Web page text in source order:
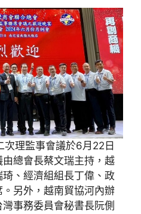
理監事會議於6月22日
總會長蔡文瑞主持，越
、經濟組組長丁偉、政
另外，越南貿協河內辦
事務委員會秘書長阮側